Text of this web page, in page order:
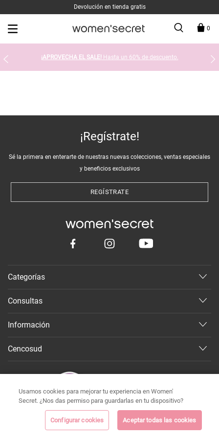
Devolución en tienda gratis
0
¡APROVECHA EL SALE! Hasta un 60% de descuento.
¡Regístrate!
Sé la primera en enterarte de nuestras nuevas colecciones, ventas especiales
y beneficios exclusivos
REGÍSTRATE
Categorías
Consultas
Información
Cencosud
Todos los derechos reservados 2026 ©
Usamos cookies para mejorar tu experiencia en Women'
Secret. ¿Nos das permiso para guardarlas en tu dispositivo?
Configurar cookies Aceptar todas las cookies